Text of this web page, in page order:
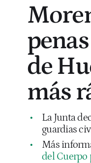
de
más
La Junta
guardias
Más
del Cuerpo